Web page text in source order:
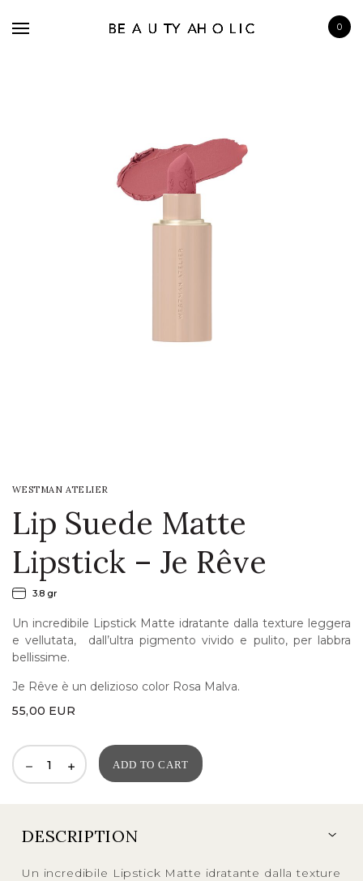
0
WESTMAN ATELIER
Lip Suede Matte
Lipstick – Je Rêve
3.8 gr
Un incredibile Lipstick Matte idratante dalla texture leggera
e vellutata, dall’ultra pigmento vivido e pulito, per labbra
bellissime.
Je Rêve è un delizioso color Rosa Malva.
55,00 EUR
ADD TO CART
DESCRIPTION
Un incredibile Lipstick Matte idratante dalla texture